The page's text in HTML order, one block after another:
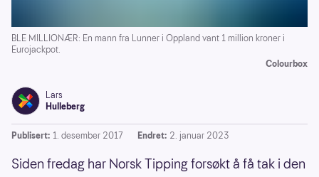
BLE MILLIONÆR: En mann fra Lunner i Oppland vant 1 million kroner i
Eurojackpot.
Colourbox
Lars
Hulleberg
Publisert: 1. desember 2017 Endret: 2. januar 2023
Siden fredag har Norsk Tipping forsøkt å få tak i den